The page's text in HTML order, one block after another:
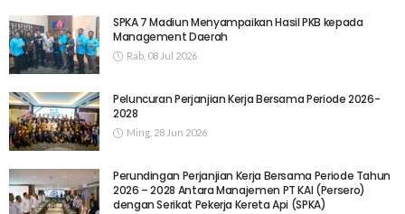
SPKA 7 Madiun Menyampaikan Hasil PKB kepada
Management Daerah
Rab, 08 Jul 2026
Peluncuran Perjanjian Kerja Bersama Periode 2026-
2028
Ming, 28 Jun 2026
Perundingan Perjanjian Kerja Bersama Periode Tahun
2026 – 2028 Antara Manajemen PT KAI (Persero)
dengan Serikat Pekerja Kereta Api (SPKA)